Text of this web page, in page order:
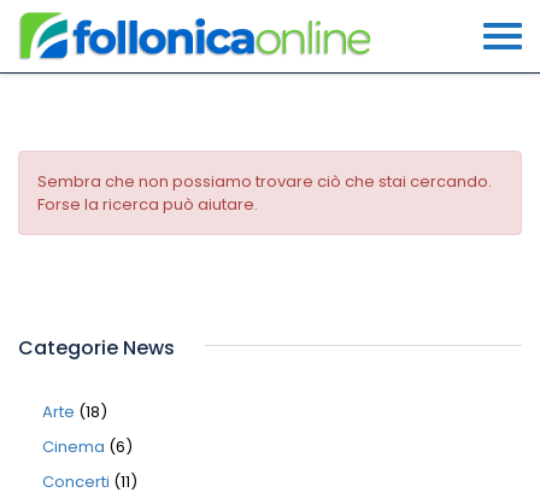
Sembra che non possiamo trovare ciò che stai cercando.
Forse la ricerca può aiutare.
Categorie News
Arte (18)
Cinema (6)
Concerti (11)